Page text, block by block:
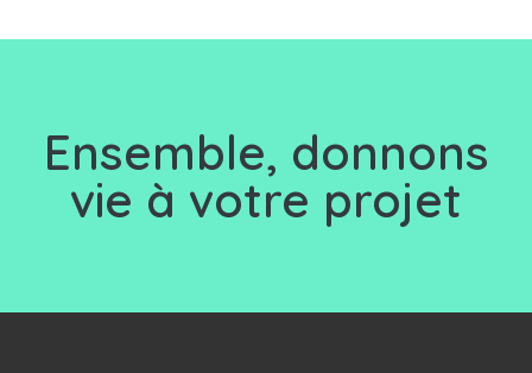
Ensemble, donnons
vie à votre projet